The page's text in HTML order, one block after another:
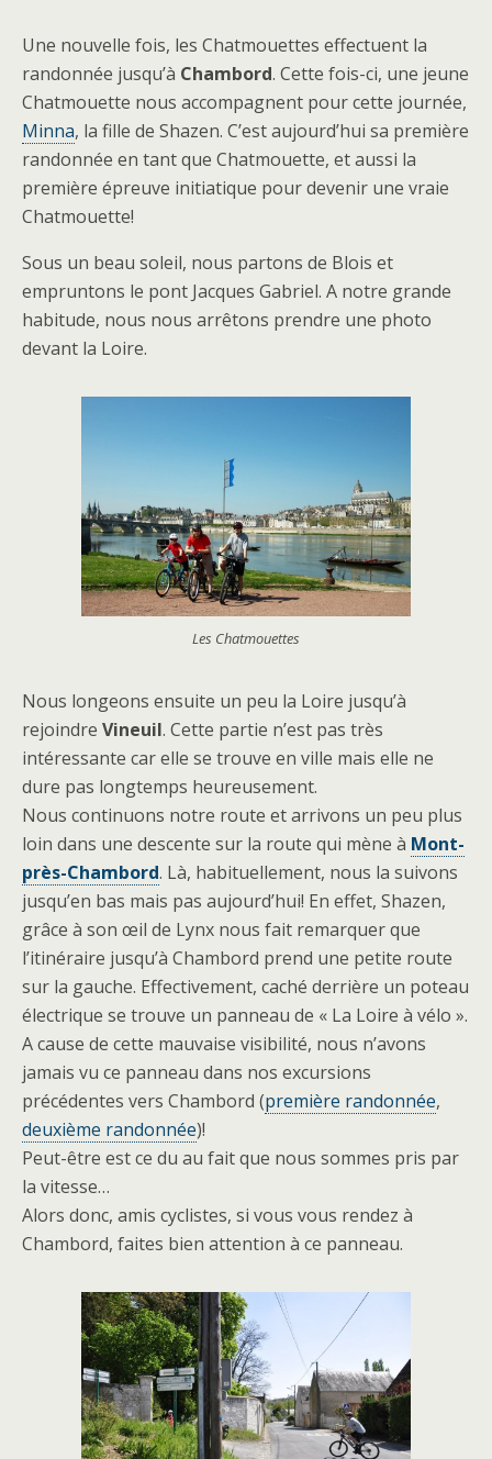
Une nouvelle fois, les Chatmouettes effectuent la
randonnée jusqu’à Chambord. Cette fois-ci, une jeune
Chatmouette nous accompagnent pour cette journée,
Minna, la fille de Shazen. C’est aujourd’hui sa première
randonnée en tant que Chatmouette, et aussi la
première épreuve initiatique pour devenir une vraie
Chatmouette!
Sous un beau soleil, nous partons de Blois et
empruntons le pont Jacques Gabriel. A notre grande
habitude, nous nous arrêtons prendre une photo
devant la Loire.
Les Chatmouettes
Nous longeons ensuite un peu la Loire jusqu’à
rejoindre Vineuil. Cette partie n’est pas très
intéressante car elle se trouve en ville mais elle ne
dure pas longtemps heureusement.
Nous continuons notre route et arrivons un peu plus
loin dans une descente sur la route qui mène à Mont-
près-Chambord. Là, habituellement, nous la suivons
jusqu’en bas mais pas aujourd’hui! En effet, Shazen,
grâce à son œil de Lynx nous fait remarquer que
l’itinéraire jusqu’à Chambord prend une petite route
sur la gauche. Effectivement, caché derrière un poteau
électrique se trouve un panneau de « La Loire à vélo ».
A cause de cette mauvaise visibilité, nous n’avons
jamais vu ce panneau dans nos excursions
précédentes vers Chambord (première randonnée,
deuxième randonnée)!
Peut-être est ce du au fait que nous sommes pris par
la vitesse…
Alors donc, amis cyclistes, si vous vous rendez à
Chambord, faites bien attention à ce panneau.